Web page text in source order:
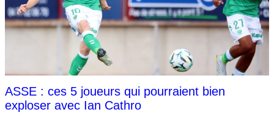
ASSE : ces 5 joueurs qui pourraient bien
exploser avec Ian Cathro